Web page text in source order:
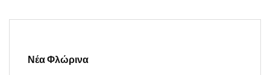
Νέα Φλώρινα